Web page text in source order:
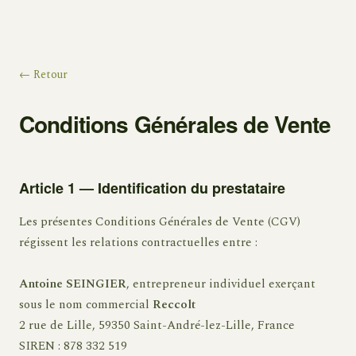
← Retour
Conditions Générales de Vente
Article 1 — Identification du prestataire
Les présentes Conditions Générales de Vente (CGV)
régissent les relations contractuelles entre :
Antoine SEINGIER, entrepreneur individuel exerçant
sous le nom commercial Reccolt
2 rue de Lille, 59350 Saint-André-lez-Lille, France
SIREN : 878 332 519